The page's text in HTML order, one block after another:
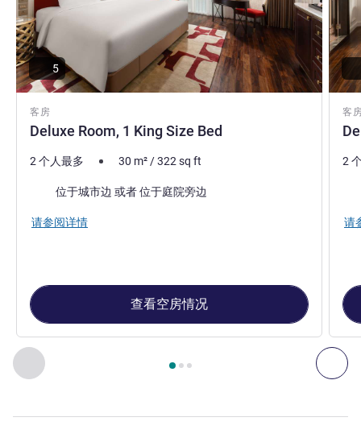
上一个 - 客房 下
第 页，共 , 客房 1 : Deluxe Room, 1 King Size Bed , 客
客房
Deluxe Room, 1 King Size Bed
5
2 个人最多 30 m²/322sq ft
位于城市边 或者 位于庭院旁边
请参阅详情
查看空房情况
客
2
请